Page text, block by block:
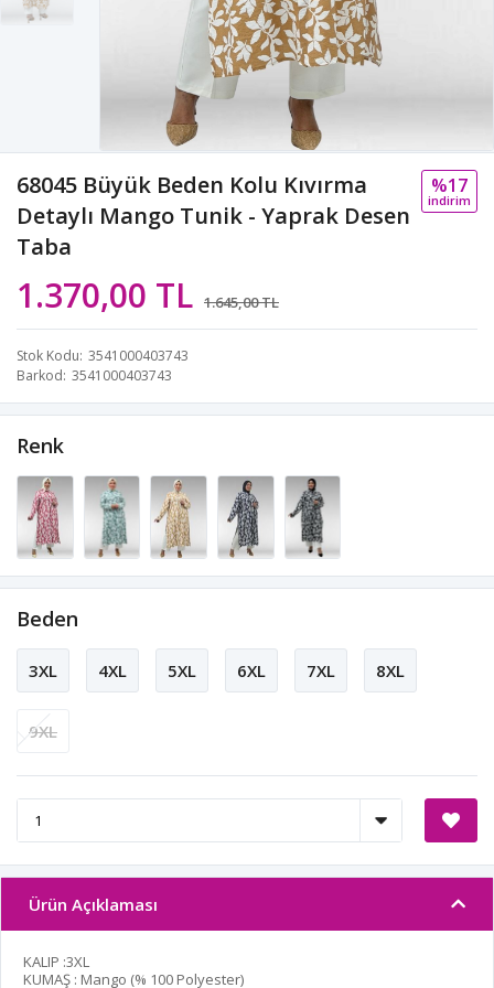
68045 Büyük Beden Kolu Kıvırma
Detaylı Mango Tunik - Yaprak Desen
Taba
1.370,00 TL 1.645,00 TL
%17
i̇ndi̇ri̇m
Stok Kodu 3541000403743
Barkod 3541000403743
Renk
Beden
3XL 4XL 5XL 6XL 7XL 8XL
9XL
Ürün Açıklaması
KALIP :3XL
KUMAŞ : Mango (% 100 Polyester)